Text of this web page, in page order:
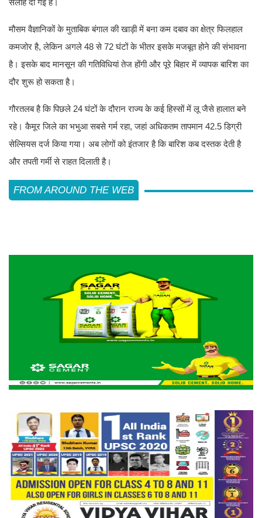
मौसम वैज्ञानिकों के मुताबिक बंगाल की खाड़ी में बना कम दबाव का क्षेत्र फिलहाल
कमजोर है, लेकिन अगले 48 से 72 घंटों के भीतर इसके मजबूत होने की संभावना
है। इसके बाद मानसून की गतिविधियां तेज होंगी और पूरे बिहार में व्यापक बारिश का
दौर शुरू हो सकता है।
गौरतलब है कि पिछले 24 घंटों के दौरान राज्य के कई हिस्सों में लू जैसे हालात बने
रहे। कैमूर जिले का भभुआ सबसे गर्म रहा, जहां अधिकतम तापमान 42.5 डिग्री
सेल्सियस दर्ज किया गया। अब लोगों को इंतजार है कि बारिश कब दस्तक देती है
और तपती गर्मी से राहत दिलाती है।
FROM AROUND THE WEB